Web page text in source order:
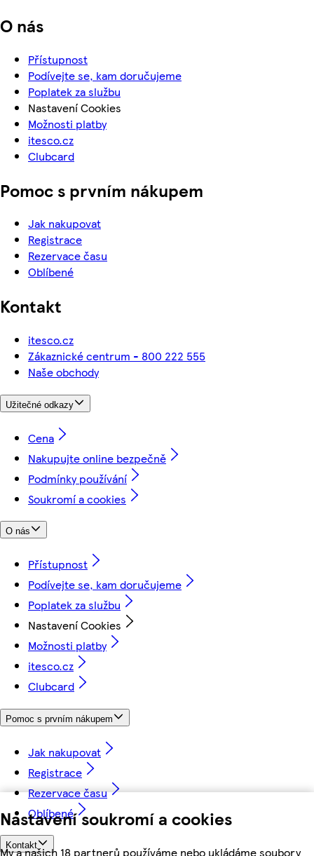
Nastavení soukromí a cookies
My a našich 18 partnerů používáme nebo ukládáme soubory
O nás
Přístupnost
Podívejte se, kam doručujeme
Poplatek za službu
Nastavení Cookies
Možnosti platby
itesco.cz
Clubcard
Pomoc s prvním nákupem
Jak nakupovat
Registrace
Rezervace času
Oblíbené
Kontakt
itesco.cz
Zákaznické centrum - 800 222 555
Naše obchody
Užitečné odkazy
Cena
Nakupujte online bezpečně
Podmínky používání
Soukromí a cookies
O nás
Přístupnost
Podívejte se, kam doručujeme
Poplatek za službu
Nastavení Cookies
Možnosti platby
itesco.cz
Clubcard
Pomoc s prvním nákupem
Jak nakupovat
Registrace
Rezervace času
Oblíbené
Kontakt